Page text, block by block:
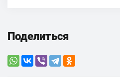
Поделиться